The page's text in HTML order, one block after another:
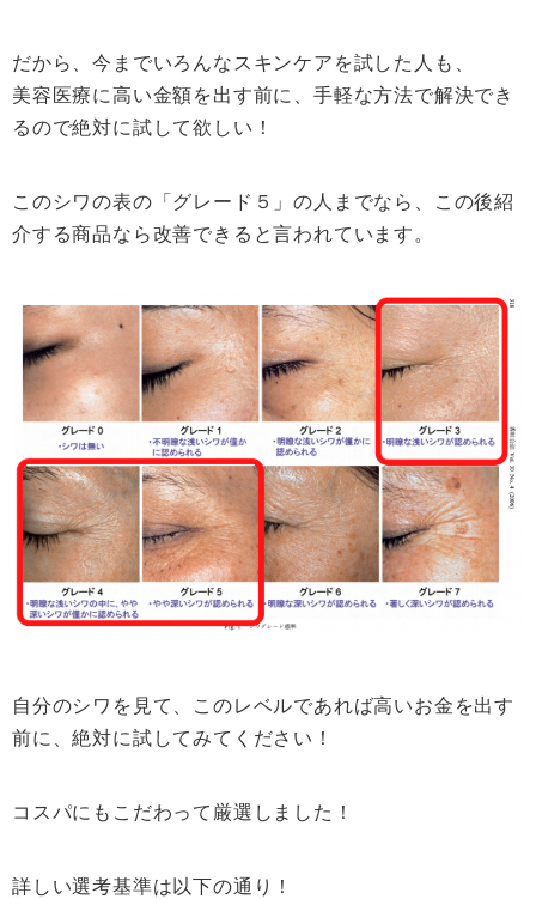
だから、今までいろんなスキンケアを試した人も、
美容医療に高い金額を出す前に、手軽な方法で解決でき
るので絶対に試して欲しい！
このシワの表の「グレード５」の人までなら、この後紹
介する商品なら改善できると言われています。
自分のシワを見て、このレベルであれば高いお金を出す
前に、絶対に試してみてください！
コスパにもこだわって厳選しました！
詳しい選考基準は以下の通り！